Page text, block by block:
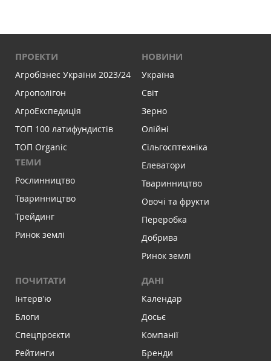
ПРОЕКТИ
Агробізнес України 2023/24
Агрополігон
АгроЕкспедиція
ТОП 100 латифундистів
ТОП Organic
ТЕМИ
Рослинництво
Тваринництво
Трейдинг
Ринок землі
НОВИНИ
Україна
Світ
Зерно
Олійні
Сільгосптехніка
Елеватори
Тваринництво
Овочі та фрукти
Переробка
Добрива
Ринок землі
ПОЧИТАТИ
Інтервʼю
Блоги
Спецпроєкти
Рейтинги
ДАНІ
Календар
Досьє
Компанії
Бренди